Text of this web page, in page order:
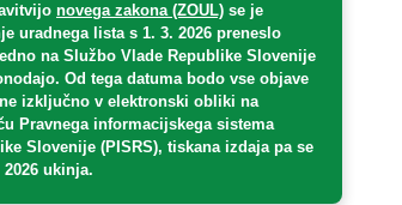
novega zakona (ZOUL) se je
uradnega lista s 1. 3. 2026 preneslo
na Službo Vlade Republike Slovenije
. Od tega datuma bodo vse objave
izključno v elektronski obliki na
Pravnega informacijskega sistema
Slovenije (PISRS), tiskana izdaja pa se
2026 ukinja.
Oglaševanje
Splošni pogoji
Izjava o varstvu osebnih
podatkov
E-dražbe